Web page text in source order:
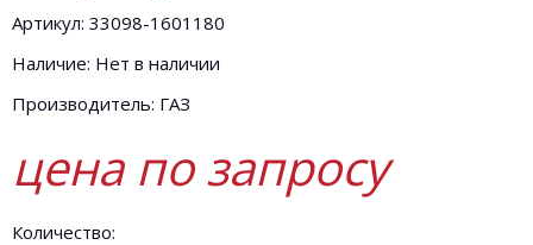
Артикул: 33098-1601180
Наличие: Нет в наличии
Производитель: ГАЗ
цена по запросу
Количество: